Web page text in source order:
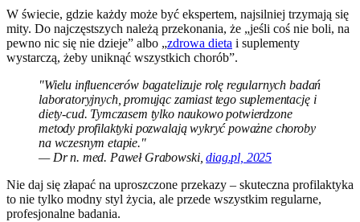
W świecie, gdzie każdy może być ekspertem, najsilniej trzymają się
mity. Do najczęstszych należą przekonania, że „jeśli coś nie boli, na
pewno nic się nie dzieje” albo „zdrowa dieta i suplementy
wystarczą, żeby uniknąć wszystkich chorób”.
"Wielu influencerów bagatelizuje rolę regularnych badań
laboratoryjnych, promując zamiast tego suplementację i
diety-cud. Tymczasem tylko naukowo potwierdzone
metody profilaktyki pozwalają wykryć poważne choroby
na wczesnym etapie."
— Dr n. med. Paweł Grabowski,diag.pl, 2025
Nie daj się złapać na uproszczone przekazy – skuteczna profilaktyka
to nie tylko modny styl życia, ale przede wszystkim regularne,
profesjonalne badania.